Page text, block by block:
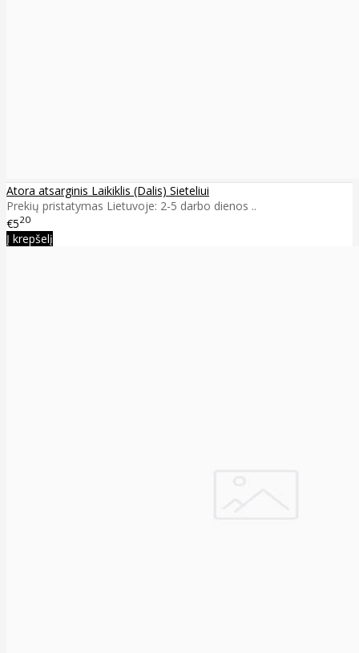
Atora atsarginis Laikiklis (Dalis) Sieteliui
Prekių pristatymas Lietuvoje: 2-5 darbo dienos ..
€520
Į krepšelį